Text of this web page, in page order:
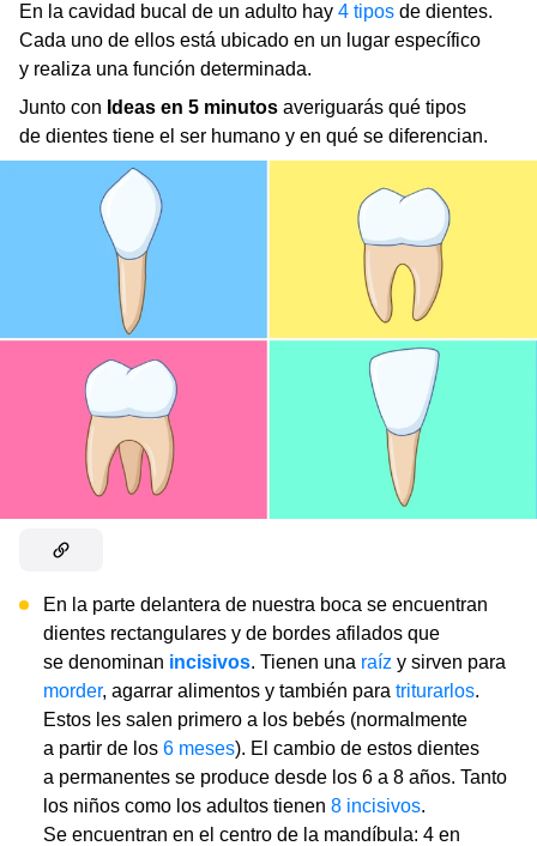
En la cavidad bucal de un adulto hay 4 tipos de dientes.
Cada uno de ellos está ubicado en un lugar específico
y realiza una función determinada.
Junto con Ideas en 5 minutos averiguarás qué tipos
de dientes tiene el ser humano y en qué se diferencian.
En la parte delantera de nuestra boca se encuentran
dientes rectangulares y de bordes afilados que
se denominan incisivos. Tienen una raíz y sirven para
morder, agarrar alimentos y también para triturarlos.
Estos les salen primero a los bebés (normalmente
a partir de los 6 meses). El cambio de estos dientes
a permanentes se produce desde los 6 a 8 años. Tanto
los niños como los adultos tienen 8 incisivos.
Se encuentran en el centro de la mandíbula: 4 en